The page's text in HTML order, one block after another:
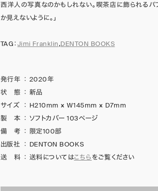
西洋人の写真なのかもしれない。喫茶店に飾られる
か見えないように。」
TAG：Jimi Franklin,DENTON BOOKS
発行年 ： 2020年
状 態 ： 新品
サイズ
： H210mm × W145mm × D7mm
製 本 ： ソフトカバー 103ページ
備 考 ： 限定100部
出版社 ： DENTON BOOKS
送 料 ： 送料についてはこちらをご覧ください